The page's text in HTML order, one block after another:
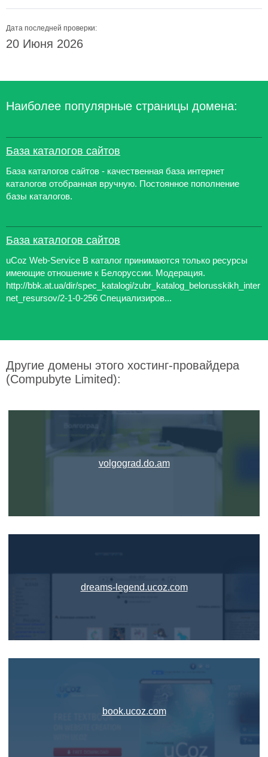
Дата последней проверки:
20 Июня 2026
Наиболее популярные страницы домена:
База каталогов сайтов
База каталогов сайтов - качественная база интернет
каталогов отобранная вручную. Постоянное пополнение
базы каталогов.
База каталогов сайтов
uCoz Web-Service В каталог принимаются только ресурсы
имеющие отношение к Белоруссии. Модерация.
http://bbk.at.ua/dir/spec_katalogi/zubr_katalog_belorusskikh_inter
net_resursov/2-1-0-256 Специализиров...
Другие домены этого хостинг-провайдера
(Compubyte Limited):
volgograd.do.am
dreams-legend.ucoz.com
book.ucoz.com